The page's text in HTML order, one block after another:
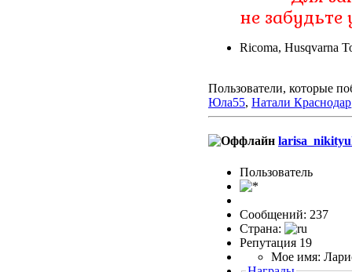
не
Ricoma, Husqvarna
Пользователи, которые
Юла55, Натали Краснодар
Пользовaтeль
Сообщений: 237
Страна:
Репутация 19
Мое имя: